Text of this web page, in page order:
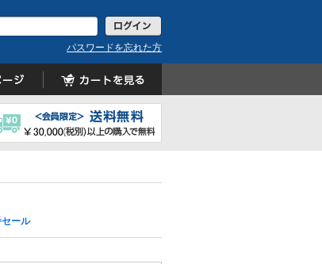
パスワードを忘れた方
ール